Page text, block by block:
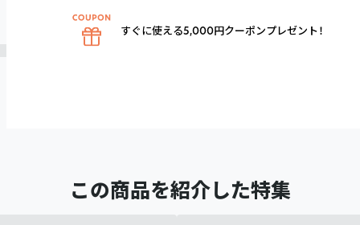
この商品を紹介した特集
すぐに使える5,000円クーポンプレゼント！